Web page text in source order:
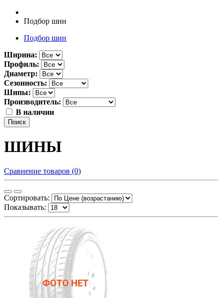
Подбор шин
Подбор шин
Ширина:
Профиль:
Диаметр:
Сезонность:
Шипы:
Производитель:
В наличии
Поиск
ШИНЫ
Сравнение товаров (0)
Сортировать:
Показывать: